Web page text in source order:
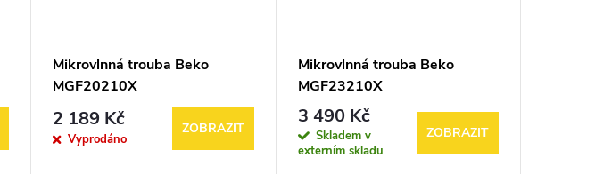
Mikrovlnná trouba Beko
MGF20210X
2 189 Kč
Vyprodáno
ZOBRAZIT
Mikrovlnná trouba Beko
MGF23210X
3 490 Kč
Skladem v
externím skladu
ZOBRAZIT